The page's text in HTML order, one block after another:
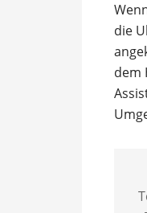
die
dem